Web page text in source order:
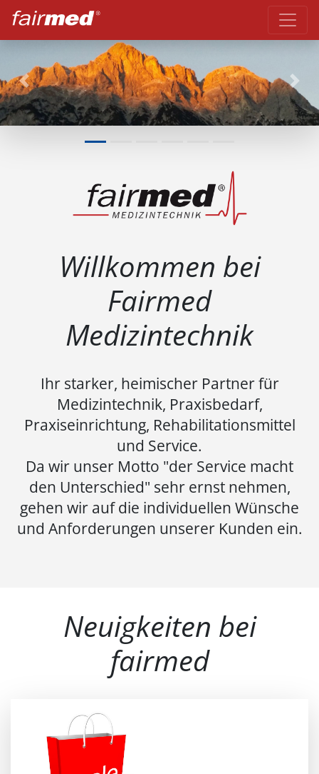
Previous Next
Willkommen bei
Fairmed
Medizintechnik
Ihr starker, heimischer Partner für
Medizintechnik, Praxisbedarf,
Praxiseinrichtung, Rehabilitationsmittel
und Service.
Da wir unser Motto "der Service macht
den Unterschied" sehr ernst nehmen,
gehen wir auf die individuellen Wünsche
und Anforderungen unserer Kunden ein.
Neuigkeiten bei
fairmed